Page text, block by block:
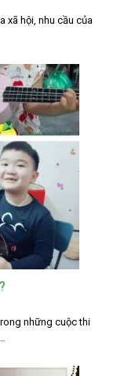
xã hội, nhu cầu của
những cuộc thi